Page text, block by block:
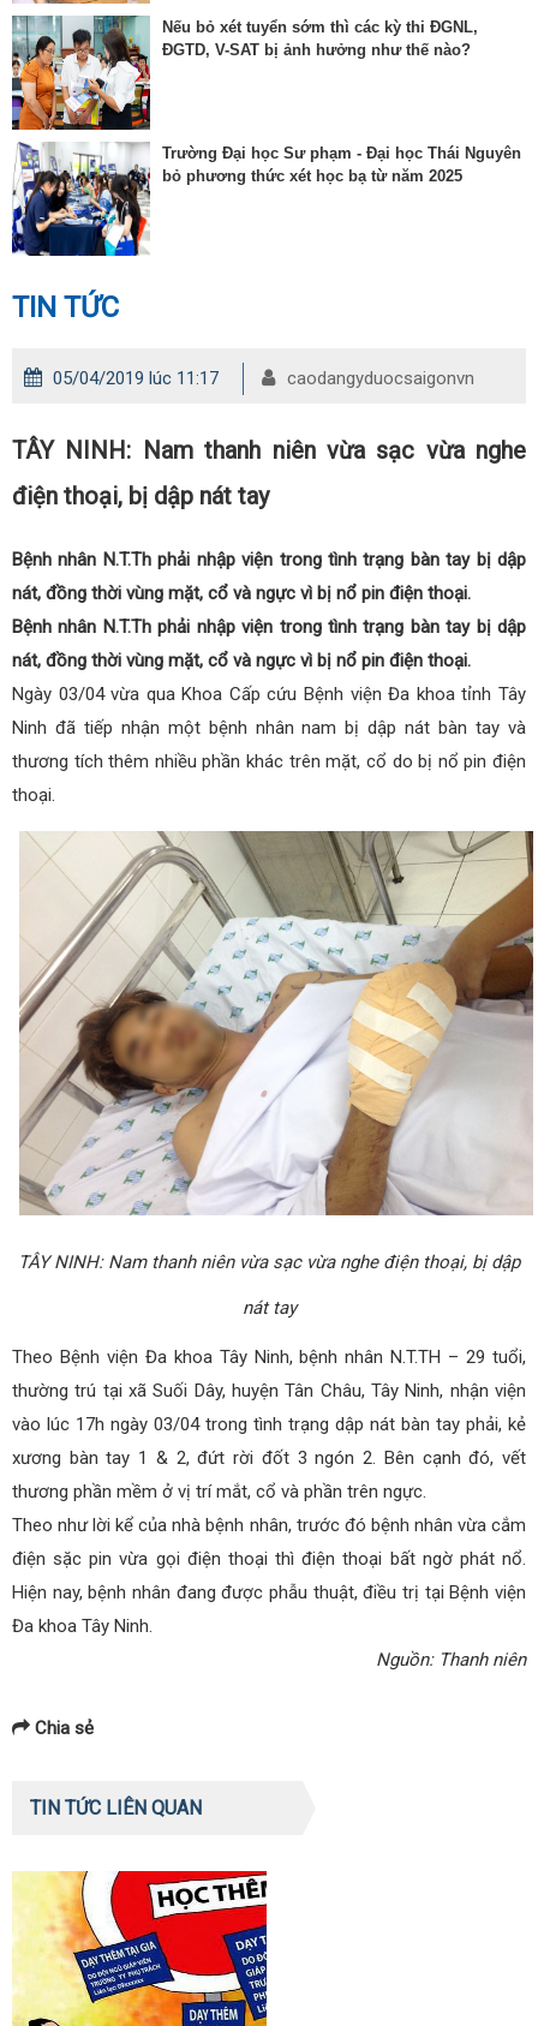
Nếu bỏ xét tuyển sớm thì các kỳ thi ĐGNL,
ĐGTD, V-SAT bị ảnh hưởng như thế nào?
Trường Đại học Sư phạm - Đại học Thái Nguyên
bỏ phương thức xét học bạ từ năm 2025
TIN TỨC
05/04/2019 lúc 11:17 caodangyduocsaigonvn
TÂY NINH: Nam thanh niên vừa sạc vừa nghe
điện thoại, bị dập nát tay
Bệnh nhân N.T.Th phải nhập viện trong tình trạng bàn tay bị dập
nát, đồng thời vùng mặt, cổ và ngực vì bị nổ pin điện thoại.
Bệnh nhân N.T.Th phải nhập viện trong tình trạng bàn tay bị dập
nát, đồng thời vùng mặt, cổ và ngực vì bị nổ pin điện thoại.
Ngày 03/04 vừa qua Khoa Cấp cứu Bệnh viện Đa khoa tỉnh Tây
Ninh đã tiếp nhận một bệnh nhân nam bị dập nát bàn tay và
thương tích thêm nhiều phần khác trên mặt, cổ do bị nổ pin điện
thoại.
TÂY NINH: Nam thanh niên vừa sạc vừa nghe điện thoại, bị dập
nát tay
Theo Bệnh viện Đa khoa Tây Ninh, bệnh nhân N.T.TH – 29 tuổi,
thường trú tại xã Suối Dây, huyện Tân Châu, Tây Ninh, nhận viện
vào lúc 17h ngày 03/04 trong tình trạng dập nát bàn tay phải, kẻ
xương bàn tay 1 & 2, đứt rời đốt 3 ngón 2. Bên cạnh đó, vết
thương phần mềm ở vị trí mắt, cổ và phần trên ngực.
Theo như lời kể của nhà bệnh nhân, trước đó bệnh nhân vừa cắm
điện sặc pin vừa gọi điện thoại thì điện thoại bất ngờ phát nổ.
Hiện nay, bệnh nhân đang được phẫu thuật, điều trị tại Bệnh viện
Đa khoa Tây Ninh.
Nguồn: Thanh niên
Chia sẻ
TIN TỨC LIÊN QUAN